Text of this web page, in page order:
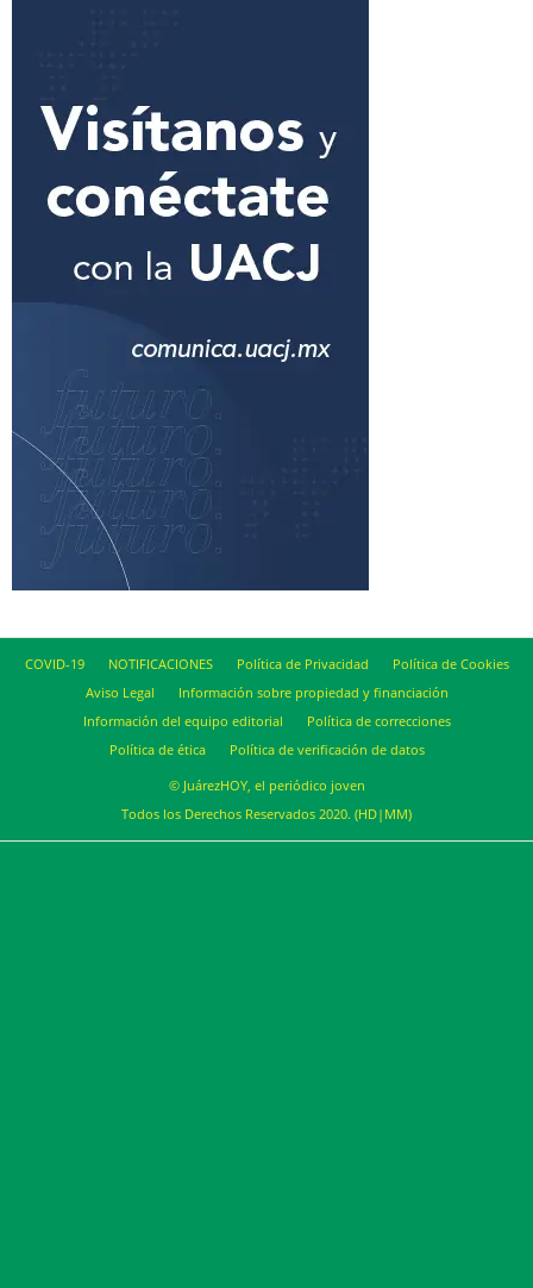
COVID-19 NOTIFICACIONES Política de Privacidad
Política de Cookies
Aviso Legal
Información sobre propiedad y financiación
Información del equipo editorial
Política de correcciones
Política de ética
Política de verificación de datos
© JuárezHOY, el periódico joven
Todos los Derechos Reservados 2020. (HD|MM)